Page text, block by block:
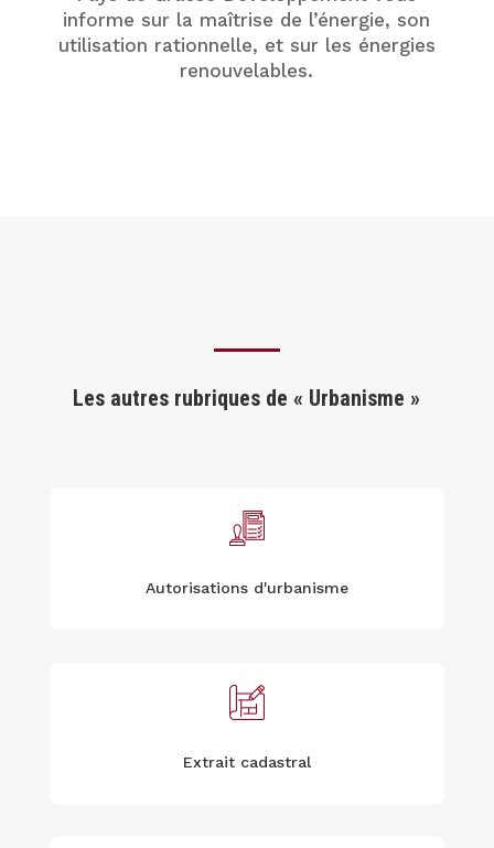
informe sur la maîtrise de l’énergie, son
utilisation rationnelle, et sur les énergies
renouvelables.
Les autres rubriques de « Urbanisme »
Autorisations d'urbanisme
Extrait cadastral